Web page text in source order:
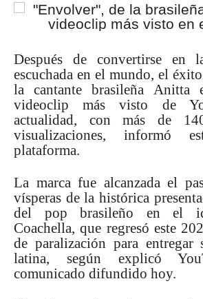
Después de convertirse en
escuchada en el mundo, el
la cantante brasileña Anitta
videoclip más visto de
actualidad, con más de
visualizaciones, informó
plataforma.
La marca fue alcanzada el
vísperas de la histórica
del pop brasileño en el
Coachella, que regresó este
de paralización para entregar
latina, según explicó
comunicado difundido hoy.